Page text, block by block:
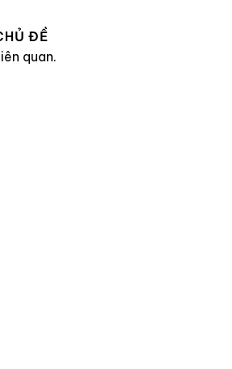
ĐỀ
quan.